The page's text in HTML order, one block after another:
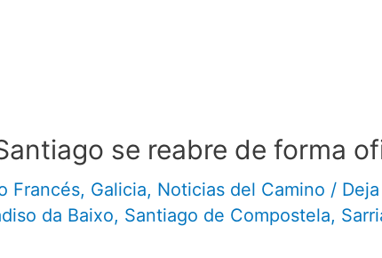
se reabre de forma
Francés, Galicia, Noticias del Camino /
da Baixo, Santiago de Compostela,